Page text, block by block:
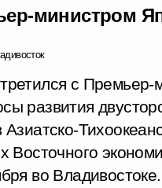
министром
с
развития
Восточного
во Владивостоке.